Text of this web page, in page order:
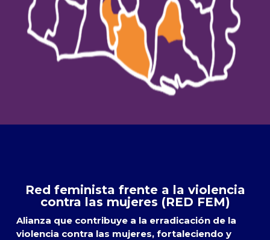
Red feminista frente a la violencia
contra las mujeres (RED FEM)
Alianza que contribuye a la erradicación de la
violencia contra las mujeres, fortaleciendo y